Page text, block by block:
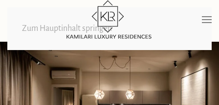
Zum Hauptinhalt springen